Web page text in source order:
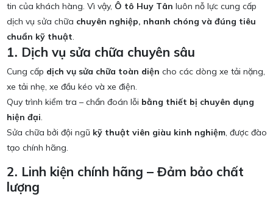
tin của khách hàng. Vì vậy, Ô tô Huy Tân luôn nỗ lực cung cấp
dịch vụ sửa chữa chuyên nghiệp, nhanh chóng và đúng tiêu
chuẩn kỹ thuật.
1. Dịch vụ sửa chữa chuyên sâu
Cung cấp dịch vụ sửa chữa toàn diện cho các dòng xe tải nặng,
xe tải nhẹ, xe đầu kéo và xe điện.
Quy trình kiểm tra – chẩn đoán lỗi bằng thiết bị chuyên dụng
hiện đại.
Sửa chữa bởi đội ngũ kỹ thuật viên giàu kinh nghiệm, được đào
tạo chính hãng.
2. Linh kiện chính hãng – Đảm bảo chất
lượng